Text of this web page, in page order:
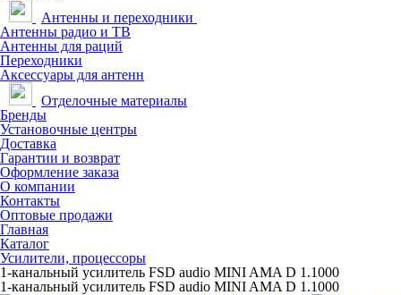
Антенны и переходники
Антенны радио и ТВ
Антенны для раций
Переходники
Аксессуары для антенн
Отделочные материалы
Бренды
Установочные центры
Доставка
Гарантии и возврат
Оформление заказа
О компании
Контакты
Оптовые продажи
Главная
Каталог
Усилители, процессоры
1-канальный усилитель FSD audio MINI AMA D 1.1000
1-канальный усилитель FSD audio MINI AMA D 1.1000